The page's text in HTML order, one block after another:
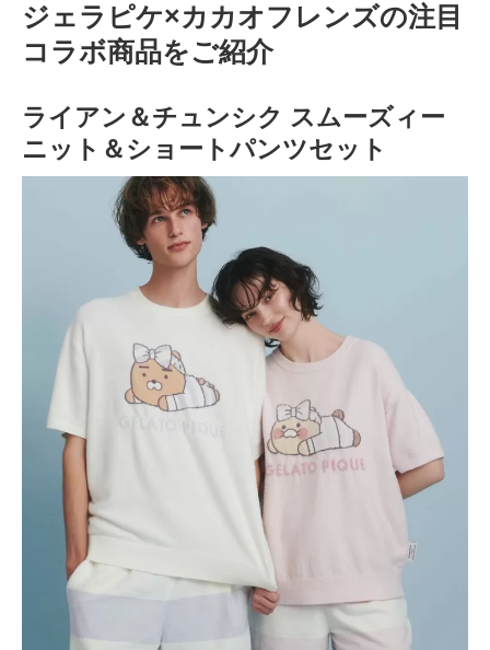
ジェラピケ×カカオフレンズの注目
コラボ商品をご紹介
ライアン＆チュンシク スムーズィー
ニット＆ショートパンツセット